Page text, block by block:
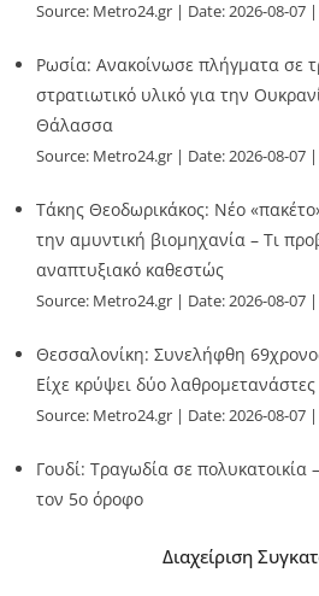
Διαχείριση
Source: Metro24.gr Date: 2026-08-07
Ρωσία: Ανακοίνωσε πλήγματα σε
στρατιωτικό υλικό για την
Θάλασσα
Source: Metro24.gr Date: 2026-08-07
Τάκης Θεοδωρικάκος: Νέο
την αμυντική βιομηχανία – Τι
αναπτυξιακό καθεστώς
Source: Metro24.gr Date: 2026-08-07
Θεσσαλονίκη: Συνελήφθη
Είχε κρύψει δύο
Source: Metro24.gr Date: 2026-08-07
Γουδί: Τραγωδία σε
τον 5ο όροφο